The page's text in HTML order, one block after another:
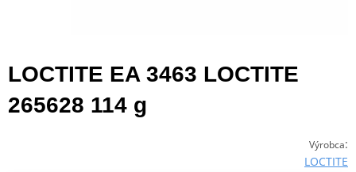
LOCTITE EA 3463 LOCTITE
265628 114 g
Výrobca:
LOCTITE